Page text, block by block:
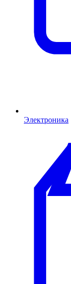
Электроника